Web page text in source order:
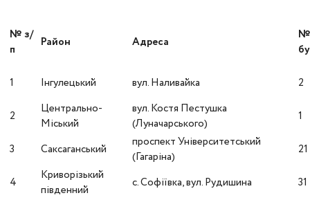
№ з/
п
Район Адреса
1 Інгулецький вул. Наливайка 2
2
Центрально-
Міський
вул. Костя Пестушка
(Луначарського)
1
3 Саксаганський
проспект Університетський
(Гагаріна)
21
4
Криворізький
південний
с. Софіївка, вул. Рудишина 31